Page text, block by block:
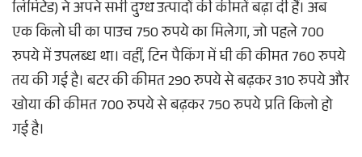
लिमिटेड) ने अपने सभी दुग्ध उत्पादों की कीमतें बढ़ा दी हैं। अब
एक किलो घी का पाउच 750 रुपये का मिलेगा, जो पहले 700
रुपये में उपलब्ध था। वहीं, टिन पैकिंग में घी की कीमत 760 रुपये
तय की गई है। बटर की कीमत 290 रुपये से बढ़कर 310 रुपये और
खोया की कीमत 700 रुपये से बढ़कर 750 रुपये प्रति किलो हो
गई है।